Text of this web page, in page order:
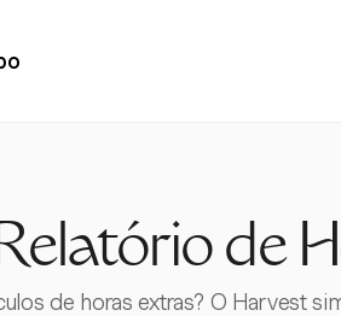
de
de horas extras? O Harvest